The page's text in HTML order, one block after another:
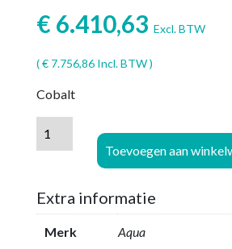
€ 6.410,63 Excl. BTW
(€7.756,86Incl. BTW )
Cobalt
1kWFMTransmitter
Toevoegen aan
Extra informatie
Merk Aqua